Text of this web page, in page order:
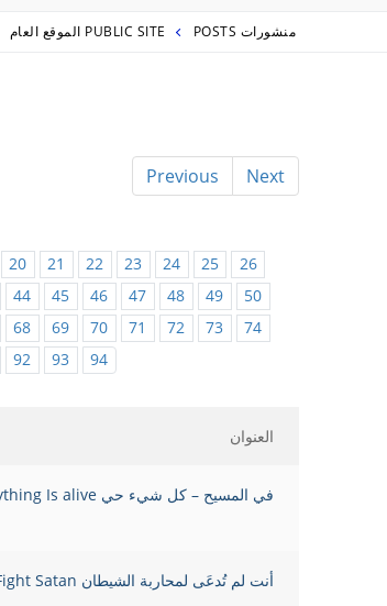
منشورات POSTS PUBLIC SITE الموقع العام
Previous Next
20 21 22 23 24 25
26
44 45 46 47 48 49
50
68 69 70 71 72 73
74
92 93 94
العنوان
في المسيح – كل شيء حي In Christ – Everything Is alive
أنت لم تُدعَى لمحاربة الشيطان You Are Not Called To Fight Satan